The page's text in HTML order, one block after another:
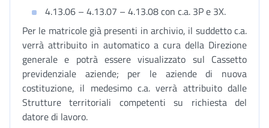
4.13.06 – 4.13.07 – 4.13.08 con c.a. 3P e 3X.
Per le matricole già presenti in archivio, il suddetto c.a.
verrà attribuito in automatico a cura della Direzione
generale e potrà essere visualizzato sul Cassetto
previdenziale aziende; per le aziende di nuova
costituzione, il medesimo c.a. verrà attribuito dalle
Strutture territoriali competenti su richiesta del
datore di lavoro.